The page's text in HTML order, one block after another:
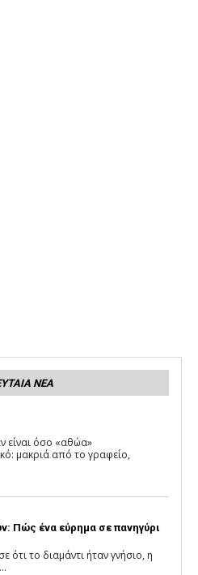
ΝΕΑ
είναι όσο «αθώα»
μακριά από το γραφείο,
Πώς ένα εύρημα σε πανηγύρι
ότι το διαμάντι ήταν γνήσιο, η